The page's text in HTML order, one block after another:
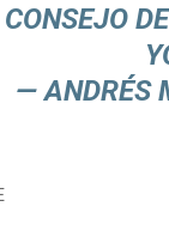
CONSEJO
— ANDRÉS